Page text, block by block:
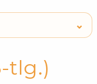
⌄
tlg.)